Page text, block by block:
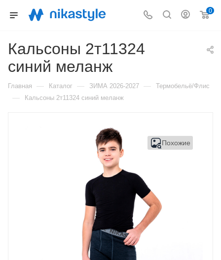
0
Кальсоны 2т11324
синий меланж
Главная — Каталог — ЗИМА 2026-2027 — Термобельё/Флис
— Кальсоны 2т11324 синий меланж
Похожие